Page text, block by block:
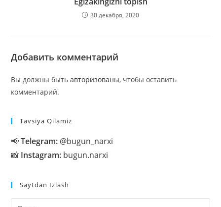
30 декабря, 2020
Добавить комментарий
Вы должны бытьавторизованы, чтобы оставить
комментарий.
Tavsiya Qilamiz
📢Telegram: @bugun_narxi
📸 Instagram: bugun.narxi
Saytdan Izlash